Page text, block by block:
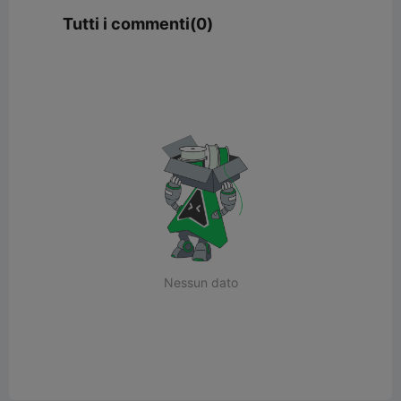
Tutti i commenti(0)
Nessun dato